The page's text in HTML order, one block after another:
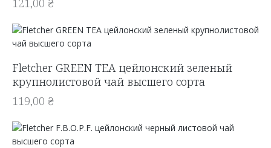
121,00 ₴
Fletcher GREEN TEA цейлонский зеленый
крупнолистовой чай высшего сорта
119,00 ₴